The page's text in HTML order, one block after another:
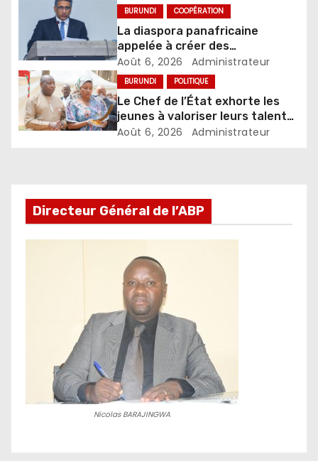
BURUNDI COOPÉRATION
La diaspora panafricaine
appelée à créer des
mécanismes favorisant
l’investissement dans les pays
d’origine
Août 6, 2026 Administrateur
BURUNDI POLITIQUE
Le Chef de l’État exhorte les
jeunes à valoriser leurs talents
pour accélérer le
Août 6, 2026 Administrateur
Directeur Général de l’ABP
Nicolas BARAJINGWA